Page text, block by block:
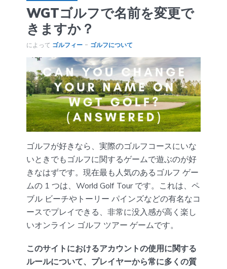
WGTゴルフで名前を変更で
きますか？
によって ゴルフィー ゴルフについて
ゴルフが好きなら、実際のゴルフコースにいな
いときでもゴルフに関するゲームで遊ぶのが好
きなはずです。現在最も人気のあるゴルフ ゲー
ムの 1 つは、World Golf Tour です。これは、ペ
ブル ビーチやトーリー パインズなどの有名なコ
ースでプレイできる、非常に没入感が高く楽し
いオンライン ゴルフ ツアー ゲームです。
このサイトにおけるアカウントの使用に関する
ルールについて、プレイヤーから常に多くの質